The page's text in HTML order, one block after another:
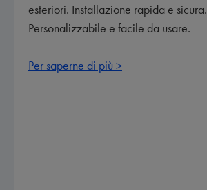
esteriori. Installazione rapida e sicura.
Personalizzabile e facile da usare.
Per saperne di più >